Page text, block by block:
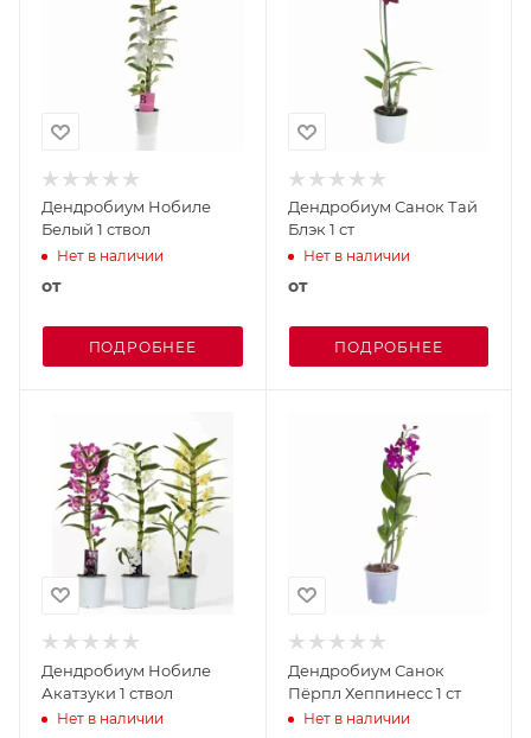
Дендробиум Нобиле
Белый 1 ствол
Нет в наличии
от
ПОДРОБНЕЕ
Дендробиум Санок Тай
Блэк 1 ст
Нет в наличии
от
ПОДРОБНЕЕ
Дендробиум Нобиле
Акатзуки 1 ствол
Нет в наличии
Дендробиум Санок
Пёрпл Хеппинесс 1 ст
Нет в наличии